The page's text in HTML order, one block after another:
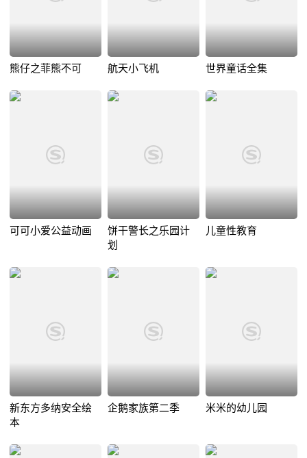
熊仔之菲熊不可 航天小飞机 世界童话全集
可可小爱公益动画
饼干警长之乐园计
划
儿童性教育
新东方多纳安全绘
本
企鹅家族第二季 米米的幼儿园